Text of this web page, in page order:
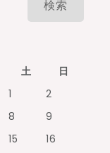
土
日
1
2
8
9
15
16